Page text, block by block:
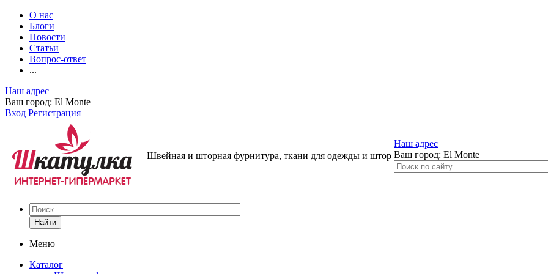
О нас
Блоги
Новости
Статьи
Вопрос-ответ
...
Наш адрес
Ваш город: El Monte
Вход Регистрация
Швейная и шторная фурнитура, ткани для одежды и штор
Наш адрес
Ваш город: El Monte
Найти
Меню
Каталог